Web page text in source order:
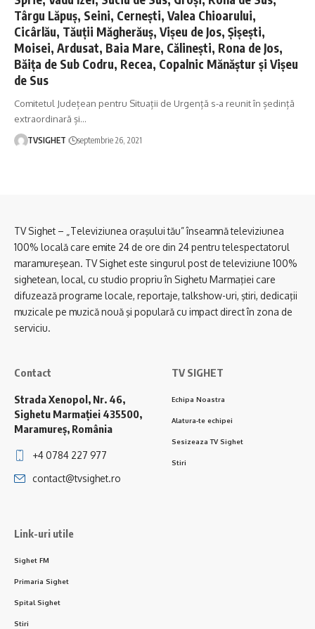
Târgu Lăpuș, Seini, Cernești, Valea Chioarului,
Cicârlău, Tăuții Măgherăuș, Vișeu de Jos, Șișești,
Moisei, Ardusat, Baia Mare, Călinești, Rona de Jos,
Băița de Sub Codru, Recea, Copalnic Mănăștur și Vișeu
de Sus
Comitetul Județean pentru Situații de Urgență s-a reunit în ședință
extraordinară și…
TVSIGHET septembrie 26, 2021
TV Sighet – „Televiziunea oraşului tău” înseamnă televiziunea
100% locală care emite 24 de ore din 24 pentru telespectatorul
maramureşean. TV Sighet este singurul post de televiziune 100%
sighetean, local, cu studio propriu în Sighetu Marmaţiei care
difuzează programe locale, reportaje, talkshow-uri, ştiri, dedicaţii
muzicale pe muzică nouă şi populară cu impact direct în zona de
serviciu.
Contact
Strada Xenopol, Nr. 46,
Sighetu Marmației 435500,
Maramureș, România
+4 0784 227 977
contact@tvsighet.ro
TV SIGHET
Echipa Noastra
Alatura-te echipei
Sesizeaza TV Sighet
Stiri
Link-uri utile
Sighet FM
Primaria Sighet
Spital Sighet
Stiri